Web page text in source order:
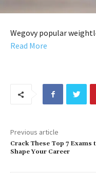
Wegovy popular
Read More
Previous article
Crack These Top 7 Exams
Shape Your Career